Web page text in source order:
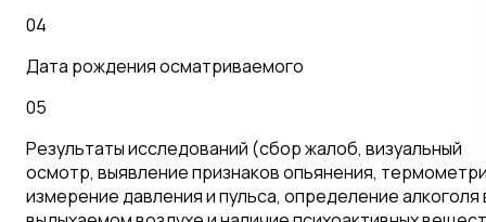
04
Дата рождения осматриваемого
05
Результаты исследований (сбор жалоб, визуальный
осмотр, выявление признаков опьянения,
измерение давления и пульса, определение алкоголя